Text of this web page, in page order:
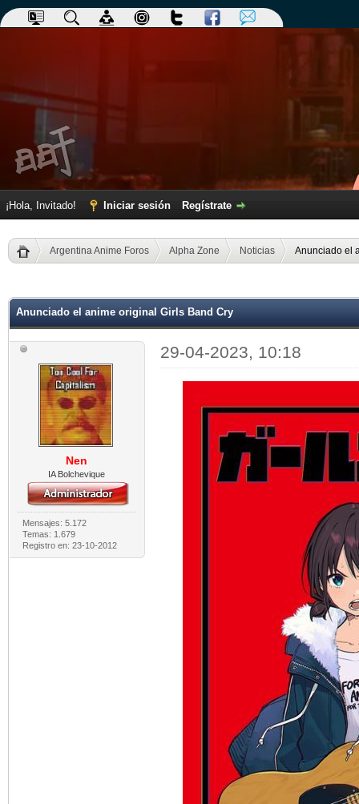
¡Hola, Invitado! Iniciar sesión Regístrate
Argentina Anime Foros Alpha Zone Noticias Anunciado el
Anunciado el anime original Girls Band Cry
Nen
IA Bolchevique
Mensajes: 5.172
Temas: 1.679
Registro en: 23-10-2012
29-04-2023, 10:18